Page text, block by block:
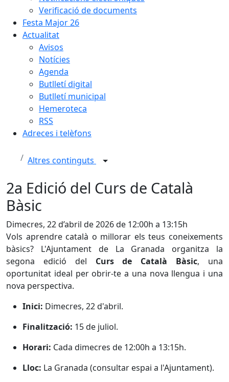
Verificació de documents
Festa Major 26
Actualitat
Avisos
Notícies
Agenda
Butlletí digital
Butlletí municipal
Hemeroteca
RSS
Adreces i telèfons
Altres continguts
2a Edició del Curs de Català
Bàsic
Dimecres, 22 d’abril de 2026 de 12:00h a 13:15h
Vols aprendre català o millorar els teus coneixements
bàsics? L'Ajuntament de La Granada organitza la
segona edició del Curs de Català Bàsic, una
oportunitat ideal per obrir-te a una nova llengua i una
nova perspectiva.
Inici: Dimecres, 22 d'abril.
Finalització: 15 de juliol.
Horari: Cada dimecres de 12:00h a 13:15h.
Lloc: La Granada (consultar espai a l'Ajuntament).